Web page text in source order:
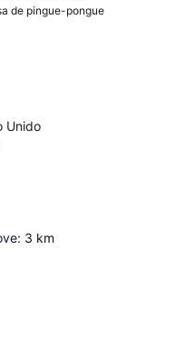
de pingue-pongue
Unido
: 3 km